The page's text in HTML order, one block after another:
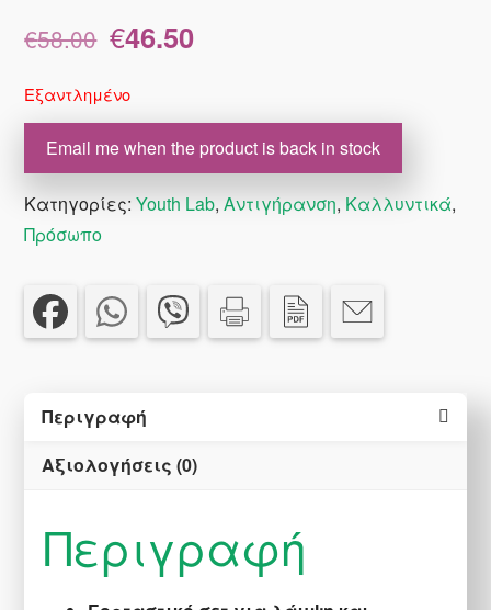
€58.00 Original
price
€58.00.
€46.50
Εξαντλημένο
Email me when the product is back in stock
Κατηγορίες:Youth Lab,Αντιγήρανση, Καλλυντικά,
Πρόσωπο
Περιγραφή
Αξιολογήσεις (0)
Περιγραφή